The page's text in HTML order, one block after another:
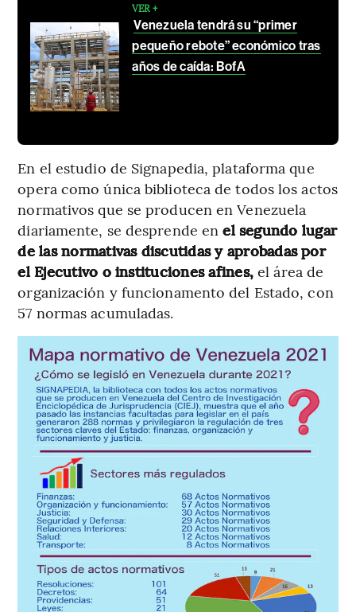
VER +
Venezuela tendrá su “primer
pequeño rebote” económico tras
años de caída: BofA
En el estudio de Signapedia, plataforma que
opera como única biblioteca de todos los actos
normativos que se producen en Venezuela
diariamente, se desprende enel segundo lugar
de las normativas discutidas y aprobadas por
el Ejecutivo o instituciones afines, el área de
organización y funcionamento del Estado, con
57 normas acumuladas.